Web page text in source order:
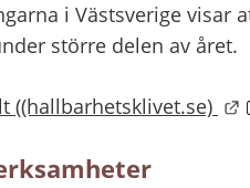
i Västsverige visar
större delen av året.
((hallbarhetsklivet.se)